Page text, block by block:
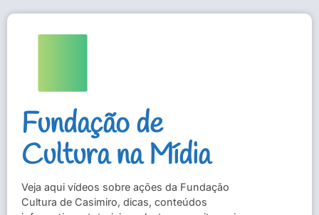
Fundação de
Cultura na Mídia
Veja aqui vídeos sobre ações da Fundação
Cultura de Casimiro, dicas, conteúdos